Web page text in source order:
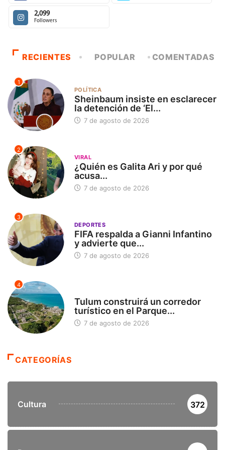
2,099
Followers
RECIENTES POPULAR COMENTADAS
1
POLÍTICA
Sheinbaum insiste en esclarecer
la detención de ‘El...
7 de agosto de 2026
2
VIRAL
¿Quién es Galita Ari y por qué
acusa...
7 de agosto de 2026
3
DEPORTES
FIFA respalda a Gianni Infantino
y advierte que...
7 de agosto de 2026
4
Tulum construirá un corredor
turístico en el Parque...
7 de agosto de 2026
CATEGORÍAS
Cultura 372